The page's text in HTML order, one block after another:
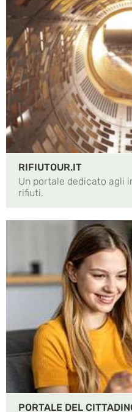
RIFIUTOUR.IT
Un portale dedicato agli
rifiuti.
PORTALE DEL